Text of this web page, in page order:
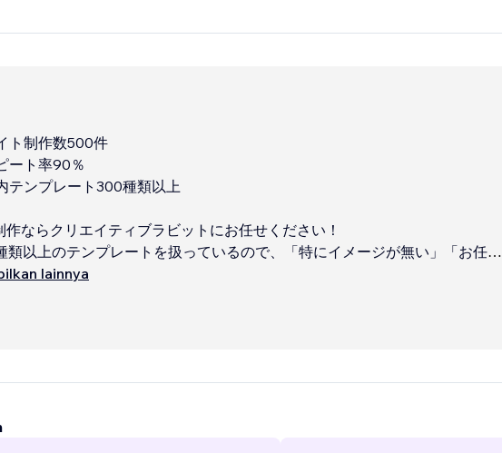
ト制作数500件
ート率90％
テンプレート300種類以上
作ならクリエイティブラビットにお任せください！
類以上のテンプレートを扱っているので、「特にイメージが無い」「お任せ
」「でもいい感じのサイトが欲しい！」そんな方にピッタリです。
lainnya